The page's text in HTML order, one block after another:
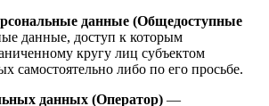
данные (Общедоступные
данные, доступ к которым
кругу лиц субъектом
самостоятельно либо по его просьбе.
данных (Оператор) —